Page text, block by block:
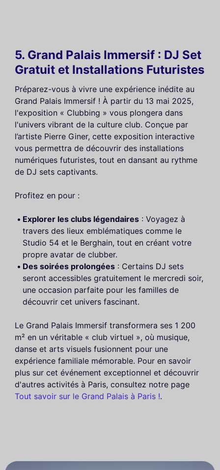
5. Grand Palais Immersif : DJ Set
Gratuit et Installations Futuristes
Préparez-vous à vivre une expérience inédite au
Grand Palais Immersif ! À partir du 13 mai 2025,
l'exposition « Clubbing » vous plongera dans
l'univers vibrant de la culture club. Conçue par
l’artiste Pierre Giner, cette exposition interactive
vous permettra de découvrir des installations
numériques futuristes, tout en dansant au rythme
de DJ sets captivants.
Profitez en pour :
Explorer les clubs légendaires : Voyagez à
travers des lieux emblématiques comme le
Studio 54 et le Berghain, tout en créant votre
propre avatar de clubber.
Des soirées prolongées : Certains DJ sets
seront accessibles gratuitement le mercredi soir,
une occasion parfaite pour les familles de
découvrir cet univers fascinant.
Le Grand Palais Immersif transformera ses 1 200
m² en un véritable « club virtuel », où musique,
danse et arts visuels fusionnent pour une
expérience familiale mémorable. Pour en savoir
plus sur cet événement exceptionnel et découvrir
d'autres activités à Paris, consultez notre page
Tout savoir sur le Grand Palais à Paris !.